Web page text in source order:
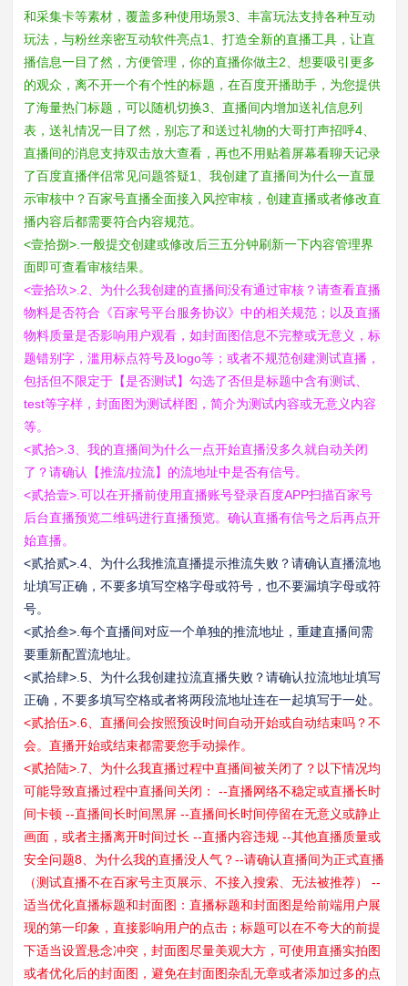
和采集卡等素材，覆盖多种使用场景3、丰富玩法支持各种互动
玩法，与粉丝亲密互动软件亮点1、打造全新的直播工具，让直
播信息一目了然，方便管理，你的直播你做主2、想要吸引更多
的观众，离不开一个有个性的标题，在百度开播助手，为您提供
了海量热门标题，可以随机切换3、直播间内增加送礼信息列
表，送礼情况一目了然，别忘了和送过礼物的大哥打声招呼4、
直播间的消息支持双击放大查看，再也不用贴着屏幕看聊天记录
了百度直播伴侣常见问题答疑1、我创建了直播间为什么一直显
示审核中？百家号直播全面接入风控审核，创建直播或者修改直
播内容后都需要符合内容规范。
<壹拾捌>.一般提交创建或修改后三五分钟刷新一下内容管理界
面即可查看审核结果。
<壹拾玖>.2、为什么我创建的直播间没有通过审核？请查看直播
物料是否符合《百家号平台服务协议》中的相关规范；以及直播
物料质量是否影响用户观看，如封面图信息不完整或无意义，标
题错别字，滥用标点符号及logo等；或者不规范创建测试直播，
包括但不限定于【是否测试】勾选了否但是标题中含有测试、
test等字样，封面图为测试样图，简介为测试内容或无意义内容
等。
<贰拾>.3、我的直播间为什么一点开始直播没多久就自动关闭
了？请确认【推流/拉流】的流地址中是否有信号。
<贰拾壹>.可以在开播前使用直播账号登录百度APP扫描百家号
后台直播预览二维码进行直播预览。确认直播有信号之后再点开
始直播。
<贰拾贰>.4、为什么我推流直播提示推流失败？请确认直播流地
址填写正确，不要多填写空格字母或符号，也不要漏填字母或符
号。
<贰拾叁>.每个直播间对应一个单独的推流地址，重建直播间需
要重新配置流地址。
<贰拾肆>.5、为什么我创建拉流直播失败？请确认拉流地址填写
正确，不要多填写空格或者将两段流地址连在一起填写于一处。
<贰拾伍>.6、直播间会按照预设时间自动开始或自动结束吗？不
会。直播开始或结束都需要您手动操作。
<贰拾陆>.7、为什么我直播过程中直播间被关闭了？以下情况均
可能导致直播过程中直播间关闭： --直播网络不稳定或直播长时
间卡顿 --直播间长时间黑屏 --直播间长时间停留在无意义或静止
画面，或者主播离开时间过长 --直播内容违规 --其他直播质量或
安全问题8、为什么我的直播没人气？--请确认直播间为正式直播
（测试直播不在百家号主页展示、不接入搜索、无法被推荐） --
适当优化直播标题和封面图：直播标题和封面图是给前端用户展
现的第一印象，直接影响用户的点击；标题可以在不夸大的前提
下适当设置悬念冲突，封面图尽量美观大方，可使用直播实拍图
或者优化后的封面图，避免在封面图杂乱无章或者添加过多的点